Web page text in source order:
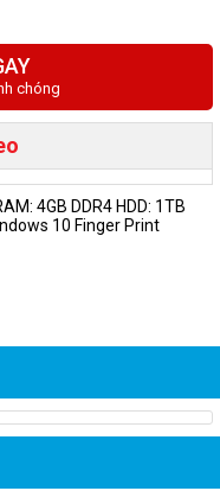
chóng
4GB DDR4 HDD: 1TB
10 Finger Print